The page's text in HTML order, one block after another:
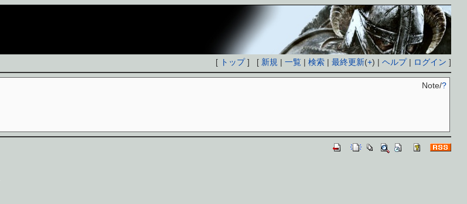
[ トップ] [ 新規 |一覧 |検索 |最終更新(+) |ヘルプ| ログイン ]
Note/?